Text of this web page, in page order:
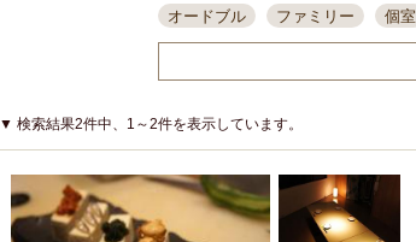
オードブル
ファミリー 個室
接待・会食
ちょい飲み コ
結婚式二次会
夜10時以降入店可
県産魚
貸切可
大部屋20名 落ち着
カード可
厳選日本酒
▼ 検索結果2件中、1～2件を表示しています。